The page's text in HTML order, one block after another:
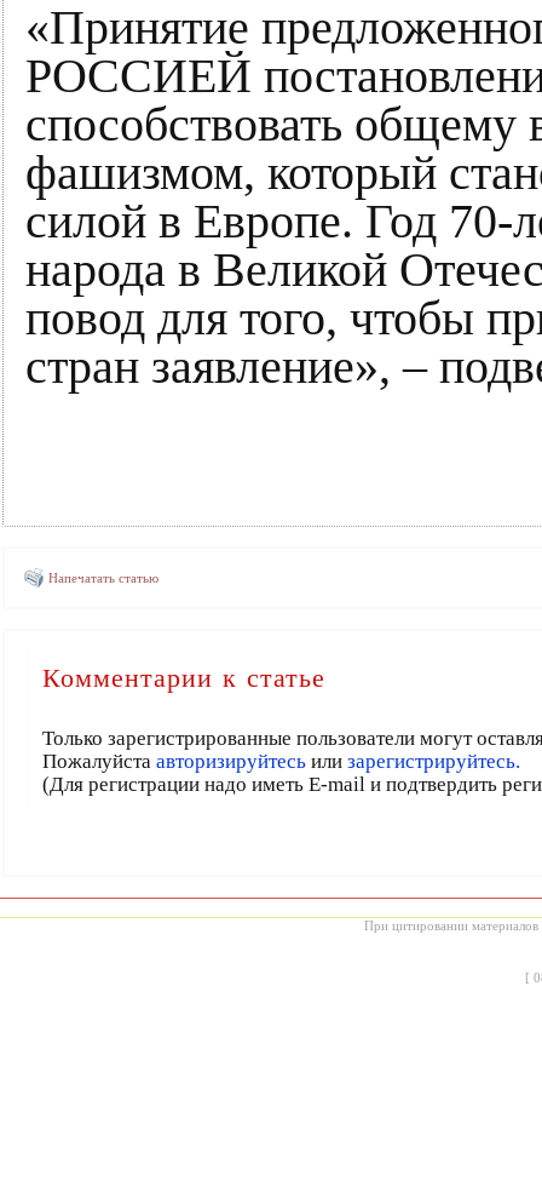
«Принятие
РОССИЕЙ
способствовать общему
фашизмом, который
силой в Европе. Год 70-
народа в Великой
повод для того, чтобы
стран заявление», –
Напечатать статью
Комментарии к статье
Только зарегистрированные пользователи могут
Пожалуйста авторизируйтесьили зарегистрируйтесь.
(Для регистрации надо иметь E-mail и подтвердить
При цитировании материалов
[